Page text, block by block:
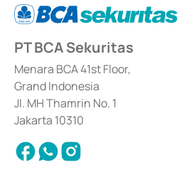
PT BCA Sekuritas
Menara BCA 41st Floor,
Grand Indonesia
Jl. MH Thamrin No. 1
Jakarta 10310